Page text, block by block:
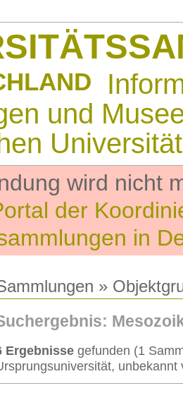
und
wird nicht
der
in
»
Ergebnisse gefunden (1